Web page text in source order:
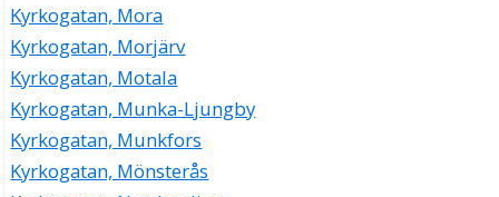
Kyrkogatan, Mora
Kyrkogatan, Morjärv
Kyrkogatan, Motala
Kyrkogatan, Munka-Ljungby
Kyrkogatan, Munkfors
Kyrkogatan, Mönsterås